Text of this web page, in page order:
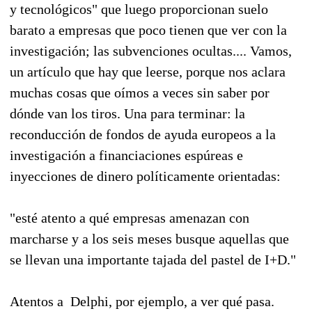
y tecnológicos" que luego proporcionan suelo
barato a empresas que poco tienen que ver con la
investigación; las subvenciones ocultas.... Vamos,
un artículo que hay que leerse, porque nos aclara
muchas cosas que oímos a veces sin saber por
dónde van los tiros. Una para terminar: la
reconducción de fondos de ayuda europeos a la
investigación a financiaciones espúreas e
inyecciones de dinero políticamente orientadas:
"esté atento a qué empresas amenazan con
marcharse y a los seis meses busque aquellas que
se llevan una importante tajada del pastel de I+D."
Atentos a Delphi, por ejemplo, a ver qué pasa.